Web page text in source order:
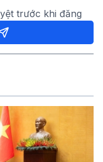
trước khi đăng